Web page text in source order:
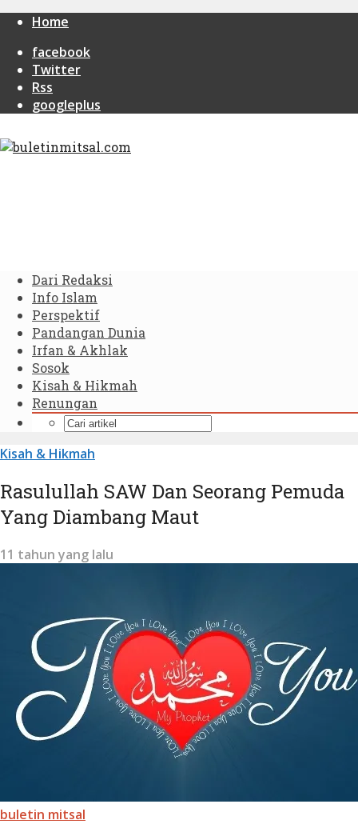
Home
facebook
Twitter
Rss
googleplus
Dari Redaksi
Info Islam
Perspektif
Pandangan Dunia
Irfan & Akhlak
Sosok
Kisah & Hikmah
Renungan
Kisah & Hikmah
Rasulullah SAW Dan Seorang Pemuda
Yang Diambang Maut
11 tahun yang lalu
buletin mitsal